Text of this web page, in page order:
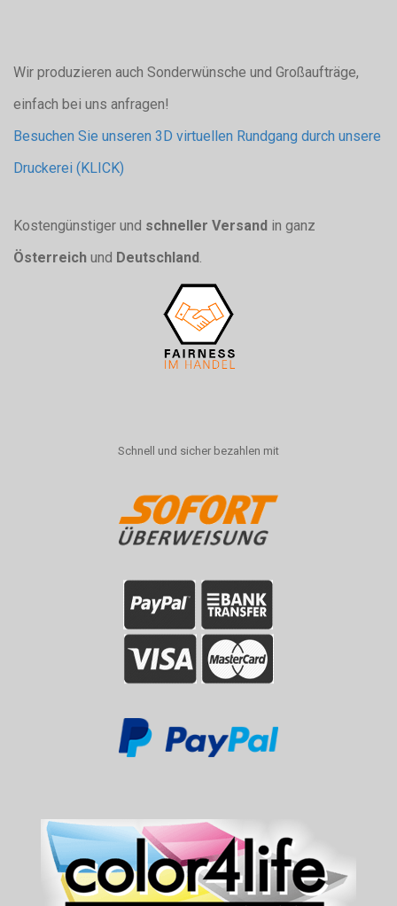
Wir produzieren auch Sonderwünsche und Großaufträge,
einfach bei uns anfragen!
Besuchen Sie unseren 3D virtuellen Rundgang durch unsere
Druckerei (KLICK)
Kostengünstiger und schneller Versand in ganz
Österreich und Deutschland.
Schnell und sicher bezahlen mit